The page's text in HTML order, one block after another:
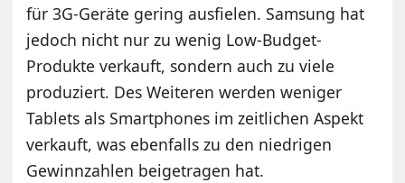
für 3G-Geräte gering ausfielen. Samsung hat
jedoch nicht nur zu wenig Low-Budget-
Produkte verkauft, sondern auch zu viele
produziert. Des Weiteren werden weniger
Tablets als Smartphones im zeitlichen Aspekt
verkauft, was ebenfalls zu den niedrigen
Gewinnzahlen beigetragen hat.